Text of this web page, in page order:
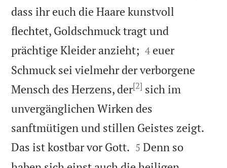
dass ihr euch die Haare kunstvoll
flechtet, Goldschmuck tragt und
prächtige Kleider anzieht; 

4 euer
Schmuck sei vielmehr der verborgene
Mensch des Herzens, der[2] sich im
unvergänglichen Wirken des
sanftmütigen und stillen Geistes zeigt.
Das ist kostbar vor Gott. 

5 Denn so